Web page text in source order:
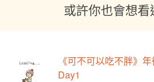
或許你也會想看
《可不可以吃不胖》
Day1